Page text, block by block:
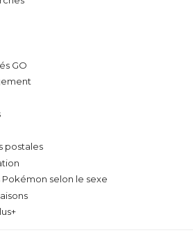
GO
postales
selon le sexe